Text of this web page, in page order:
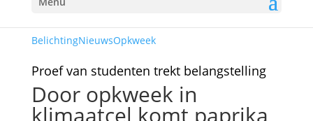
BelichtingNieuwsOpkweek
Proef van studenten trekt belangstelling
Door opkweek in
klimaatcel komt paprika